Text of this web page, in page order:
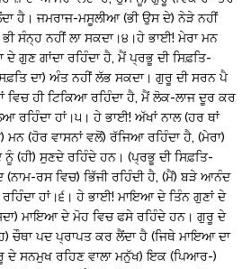
ਹੈ। ਜਮਰਾਜ-ਮਸੂਲੀਆ (ਭੀ ਉਸ ਦੇ) ਨੇੜੇ ਨਹੀਂ
ਸੰਨ੍ਹ ਨਹੀਂ ਲਾ ਸਕਦਾ।੪।ਹੇ ਭਾਈ! ਮੇਰਾ ਮਨ
ਦੇ ਗੁਣ ਗਾਂਦਾ ਰਹਿੰਦਾ ਹੈ, ਮੈਂ ਪ੍ਰਭੂ ਦੀ ਸਿਫ਼ਤਿ-
ਦਾ) ਅੰਤ ਨਹੀਂ ਲੱਭ ਸਕਦਾ। ਗੁਰੂ ਦੀ ਸਰਨ ਪੈ
ਹੀ ਟਿਕਿਆ ਰਹਿੰਦਾ ਹੈ, ਮੈਂ ਲੋਕ-ਲਾਜ ਦੂਰ ਕਰ
ਰਹਿੰਦਾ ਹਾਂ।੫। ਹੇ ਭਾਈ! ਅੱਖਾਂ ਨਾਲ (ਹਰ ਥਾਂ
(ਹੋਰ ਵਾਸਨਾਂ ਵਲੋਂ) ਰੱਜਿਆ ਰਹਿੰਦਾ ਹੈ, (ਮੇਰਾ)
(ਹੀ) ਸੁਣਦੇ ਰਹਿੰਦੇ ਹਨ। (ਪ੍ਰਭੂ ਦੀ ਸਿਫ਼ਤਿ-
(ਨਾਮ-ਰਸ ਵਿਚ) ਭਿੱਜੀ ਰਹਿੰਦੀ ਹੈ, (ਮੈਂ) ਬੜੇ ਆਨੰਦ
ਰਹਿੰਦਾ ਹਾਂ।੬। ਹੇ ਭਾਈ! ਮਾਇਆ ਦੇ ਤਿੰਨ ਗੁਣਾਂ ਦੇ
ਮਾਇਆ ਦੇ ਮੋਹ ਵਿਚ ਫਸੇ ਰਹਿੰਦੇ ਹਨ। ਗੁਰੂ ਦੇ
ਚੌਥਾ ਪਦ ਪ੍ਰਾਪਤ ਕਰ ਲੈਂਦਾ ਹੈ (ਜਿਥੇ ਮਾਇਆ ਦਾ
ਦੇ ਸਨਮੁਖ ਰਹਿਣ ਵਾਲਾ ਮਨੁੱਖ) ਇਕ (ਪਿਆਰ-)